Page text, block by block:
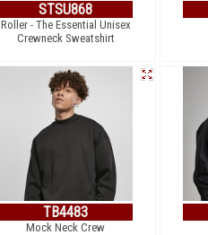
STSU868
Roller - The Essential Unisex
Crewneck Sweatshirt
TB4483
Mock Neck Crew